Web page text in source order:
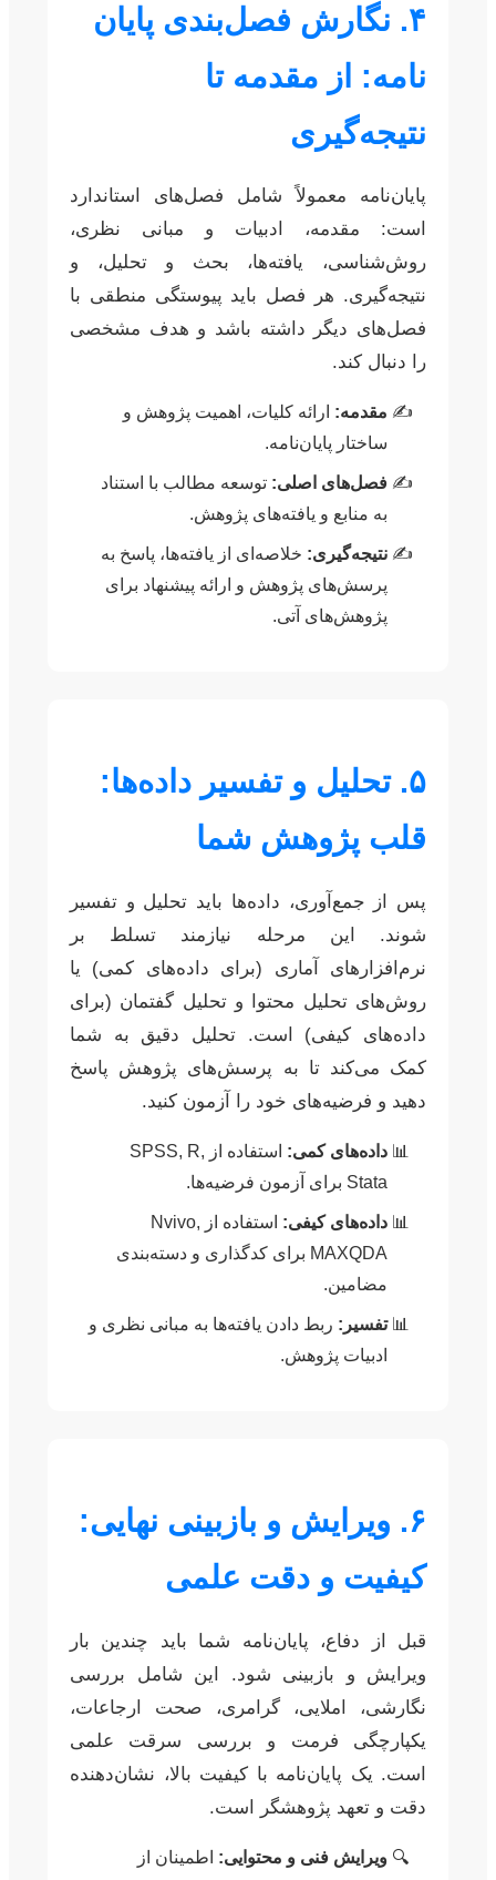
۴. نگارش فصل‌بندی پایان
نامه: از مقدمه تا
نتیجه‌گیری
پایان‌نامه معمولاً شامل فصل‌های استاندارد
است: مقدمه، ادبیات و مبانی نظری،
روش‌شناسی، یافته‌ها، بحث و تحلیل، و
نتیجه‌گیری. هر فصل باید پیوستگی منطقی با
فصل‌های دیگر داشته باشد و هدف مشخصی
را دنبال کند.
مقدمه: ارائه کلیات، اهمیت پژوهش و
ساختار پایان‌نامه.
فصل‌های اصلی: توسعه مطالب با استناد
به منابع و یافته‌های پژوهش.
نتیجه‌گیری: خلاصه‌ای از یافته‌ها، پاسخ به
پرسش‌های پژوهش و ارائه پیشنهاد برای
پژوهش‌های آتی.
۵. تحلیل و تفسیر داده‌ها:
قلب پژوهش شما
پس از جمع‌آوری، داده‌ها باید تحلیل و تفسیر
شوند. این مرحله نیازمند تسلط بر
نرم‌افزارهای آماری (برای داده‌های کمی) یا
روش‌های تحلیل محتوا و تحلیل گفتمان (برای
داده‌های کیفی) است. تحلیل دقیق به شما
کمک می‌کند تا به پرسش‌های پژوهش پاسخ
دهید و فرضیه‌های خود را آزمون کنید.
داده‌های کمی:
استفاده از SPSS, R,
Stata برای آزمون فرضیه‌ها.
داده‌های کیفی:
استفاده از Nvivo,
MAXQDA برای کدگذاری و دسته‌بندی
مضامین.
تفسیر: ربط دادن یافته‌ها به مبانی نظری و
ادبیات پژوهش.
۶. ویرایش و بازبینی نهایی:
کیفیت و دقت علمی
قبل از دفاع، پایان‌نامه شما باید چندین بار
ویرایش و بازبینی شود. این شامل بررسی
نگارشی، املایی، گرامری، صحت ارجاعات،
یکپارچگی فرمت و بررسی سرقت علمی
است. یک پایان‌نامه با کیفیت بالا، نشان‌دهنده
دقت و تعهد پژوهشگر است.
ویرایش فنی و محتوایی: اطمینان از